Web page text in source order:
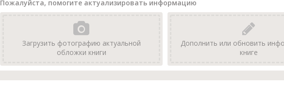
Пожалуйста, помогите актуализировать информацию
Загрузить фотографию актуальной
обложки книги
Дополнить или обновить
книге